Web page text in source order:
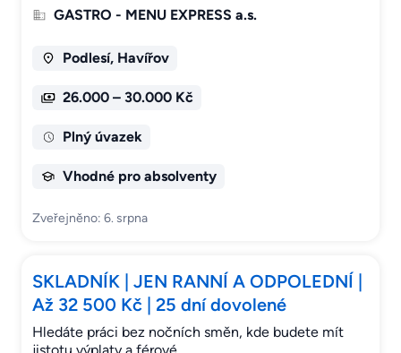
GASTRO - MENU EXPRESS a.s.
Podlesí, Havířov
26.000 – 30.000 Kč
Plný úvazek
Vhodné pro absolventy
Zveřejněno: 6. srpna
SKLADNÍK | JEN RANNÍ A ODPOLEDNÍ |
Až 32 500 Kč | 25 dní dovolené
Hledáte práci bez nočních směn, kde budete mít